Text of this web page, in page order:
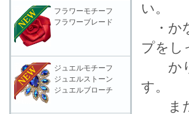
い。
・か
プをし
かり
す。
また
フラワーモチーフ
フラワーブレード
ジュエルモチーフ
ジュエルストーン
ジュエルブローチ